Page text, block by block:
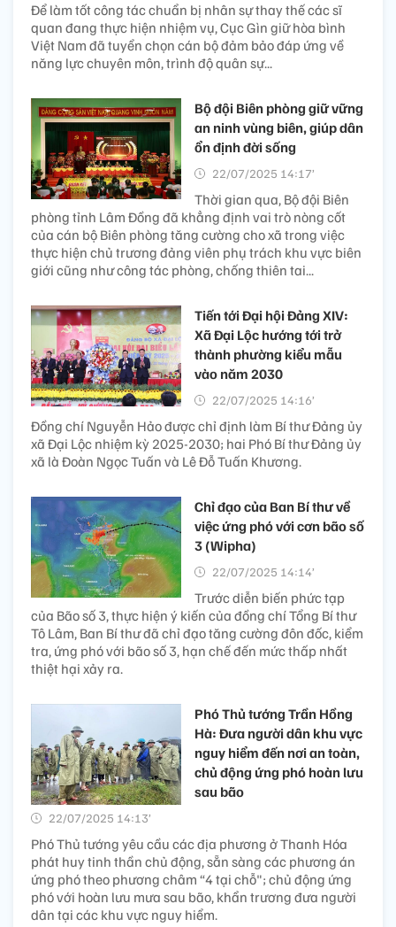
Để làm tốt công tác chuẩn bị nhân sự thay thế các sĩ
quan đang thực hiện nhiệm vụ, Cục Gìn giữ hòa bình
Việt Nam đã tuyển chọn cán bộ đảm bảo đáp ứng về
năng lực chuyên môn, trình độ quân sự...
Bộ đội Biên phòng giữ vững
an ninh vùng biên, giúp dân
ổn định đời sống
22/07/2025 14:17’
Thời gian qua, Bộ đội Biên
phòng tỉnh Lâm Đồng đã khẳng định vai trò nòng cốt
của cán bộ Biên phòng tăng cường cho xã trong việc
thực hiện chủ trương đảng viên phụ trách khu vực biên
giới cũng như công tác phòng, chống thiên tai...
Tiến tới Đại hội Đảng XIV:
Xã Đại Lộc hướng tới trở
thành phường kiểu mẫu
vào năm 2030
22/07/2025 14:16’
Đồng chí Nguyễn Hảo được chỉ định làm Bí thư Đảng ủy
xã Đại Lộc nhiệm kỳ 2025-2030; hai Phó Bí thư Đảng ủy
xã là Đoàn Ngọc Tuấn và Lê Đỗ Tuấn Khương.
Chỉ đạo của Ban Bí thư về
việc ứng phó với cơn bão số
3 (Wipha)
22/07/2025 14:14’
Trước diễn biến phức tạp
của Bão số 3, thực hiện ý kiến của đồng chí Tổng Bí thư
Tô Lâm, Ban Bí thư đã chỉ đạo tăng cường đôn đốc, kiểm
tra, ứng phó với bão số 3, hạn chế đến mức thấp nhất
thiệt hại xảy ra.
Phó Thủ tướng Trần Hồng
Hà: Đưa người dân khu vực
nguy hiểm đến nơi an toàn,
chủ động ứng phó hoàn lưu
sau bão
22/07/2025 14:13’
Phó Thủ tướng yêu cầu các địa phương ở Thanh Hóa
phát huy tinh thần chủ động, sẵn sàng các phương án
ứng phó theo phương châm “4 tại chỗ"; chủ động ứng
phó với hoàn lưu mưa sau bão, khẩn trương đưa người
dân tại các khu vực nguy hiểm.